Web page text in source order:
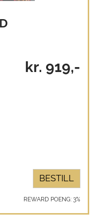
kr. 919,-
BESTILL
REWARD POENG: 3%